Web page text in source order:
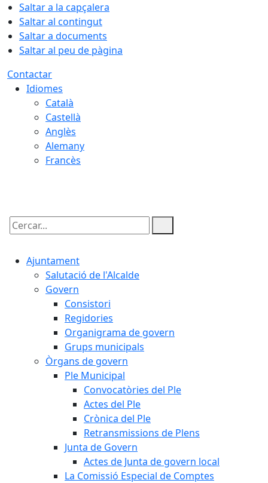
Saltar a la capçalera
Saltar al contingut
Saltar a documents
Saltar al peu de pàgina
Contactar
Idiomes
Català
Castellà
Anglès
Alemany
Francès
Cercar:
Ajuntament
Salutació de l'Alcalde
Govern
Consistori
Regidories
Organigrama de govern
Grups municipals
Òrgans de govern
Ple Municipal
Convocatòries del Ple
Actes del Ple
Crònica del Ple
Retransmissions de Plens
Junta de Govern
Actes de Junta de govern local
La Comissió Especial de Comptes